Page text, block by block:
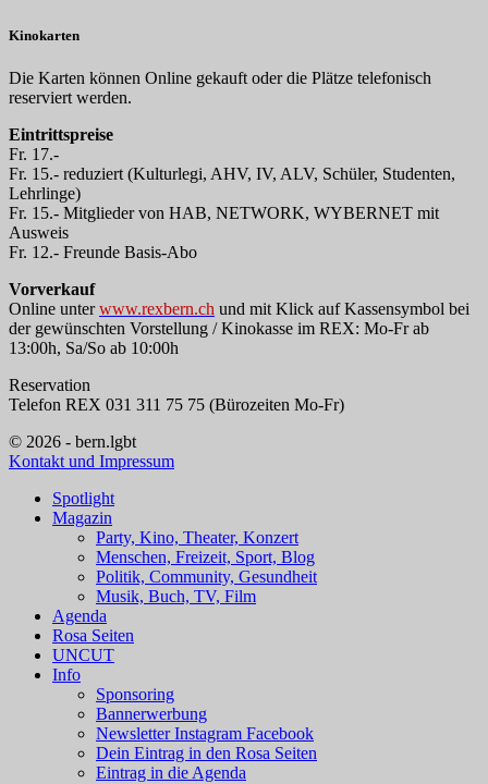
Kinokarten
Die Karten können Online gekauft oder die Plätze telefonisch
reserviert werden.
Eintrittspreise
Fr. 17.-
Fr. 15.- reduziert (Kulturlegi, AHV, IV, ALV, Schüler, Studenten,
Lehrlinge)
Fr. 15.- Mitglieder von HAB, NETWORK, WYBERNET mit
Ausweis
Fr. 12.- Freunde Basis-Abo
Vorverkauf
Online unterwww.rexbern.ch und mit Klick auf Kassensymbol bei
der gewünschten Vorstellung / Kinokasse im REX: Mo-Fr ab
13:00h, Sa/So ab 10:00h
Reservation
Telefon REX 031 311 75 75 (Bürozeiten Mo-Fr)
© 2026 - bern.lgbt
Kontakt und Impressum
Spotlight
Magazin
Party, Kino, Theater, Konzert
Menschen, Freizeit, Sport, Blog
Politik, Community, Gesundheit
Musik, Buch, TV, Film
Agenda
Rosa Seiten
UNCUT
Info
Sponsoring
Bannerwerbung
Newsletter Instagram Facebook
Dein Eintrag in den Rosa Seiten
Eintrag in die Agenda